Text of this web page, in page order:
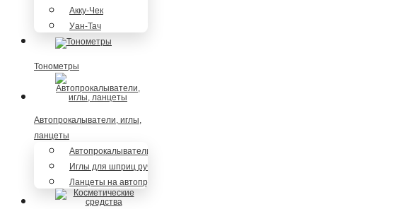
Акку-Чек
Уан-Тач
Тонометры
Автопрокалыватели, иглы,
ланцеты
Автопрокалыватели
Иглы для шприц ручек
Ланцеты на автопрокалыватели